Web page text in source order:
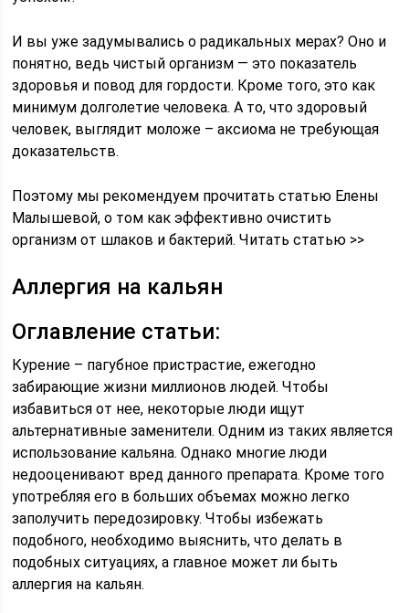
И вы уже задумывались о радикальных мерах? Оно и
понятно, ведь чистый организм — это показатель
здоровья и повод для гордости. Кроме того, это как
минимум долголетие человека. А то, что здоровый
человек, выглядит моложе – аксиома не требующая
доказательств.
Поэтому мы рекомендуем прочитать статью Елены
Малышевой, о том как эффективно очистить
организм от шлаков и бактерий. Читать статью >>
Аллергия на кальян
Оглавление статьи:
Курение – пагубное пристрастие, ежегодно
забирающие жизни миллионов людей. Чтобы
избавиться от нее, некоторые люди ищут
альтернативные заменители. Одним из таких является
использование кальяна. Однако многие люди
недооценивают вред данного препарата. Кроме того
употребляя его в больших объемах можно легко
заполучить передозировку. Чтобы избежать
подобного, необходимо выяснить, что делать в
подобных ситуациях, а главное может ли быть
аллергия на кальян.